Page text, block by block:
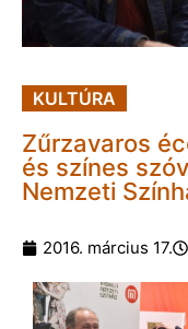
KULTÚRA
Zűrzavaros
és színes
Nemzeti
2016. március 17.